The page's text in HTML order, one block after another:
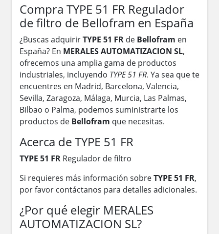
Compra TYPE 51 FR Regulador
de filtro de Bellofram en España
¿Buscas adquirirTYPE 51 FR de Bellofram en
España? En MERALES AUTOMATIZACION SL,
ofrecemos una amplia gama de productos
industriales, incluyendo TYPE 51 FR. Ya sea que te
encuentres en Madrid, Barcelona, Valencia,
Sevilla, Zaragoza, Málaga, Murcia, Las Palmas,
Bilbao o Palma, podemos suministrarte los
productos de Bellofram que necesitas.
Acerca de TYPE 51 FR
TYPE 51 FR Regulador de filtro
Si requieres más información sobreTYPE 51 FR,
por favor contáctanos para detalles adicionales.
¿Por qué elegir MERALES
AUTOMATIZACION SL?